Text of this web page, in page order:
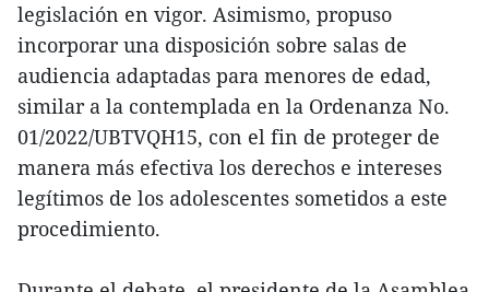
legislación en vigor. Asimismo, propuso
incorporar una disposición sobre salas de
audiencia adaptadas para menores de edad,
similar a la contemplada en la Ordenanza No.
01/2022/UBTVQH15, con el fin de proteger de
manera más efectiva los derechos e intereses
legítimos de los adolescentes sometidos a este
procedimiento.